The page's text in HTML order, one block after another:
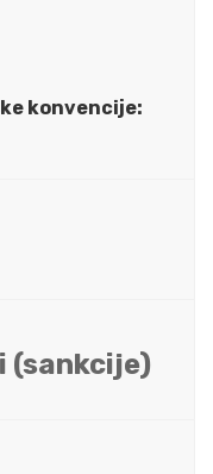
konvencije:
(sankcije)